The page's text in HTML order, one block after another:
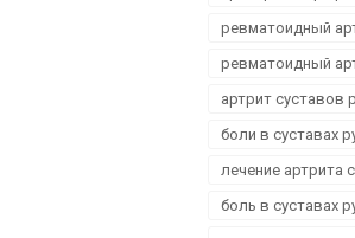
ревматоидный
ревматоидный
артрит суставов
боли в суставах
лечение артрита
боль в суставах